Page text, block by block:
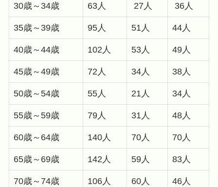
30歳～34歳 63人 27人 36人
35歳～39歳 95人 51人 44人
40歳～44歳 102人 53人 49人
45歳～49歳 72人 34人 38人
50歳～54歳 55人 21人 34人
55歳～59歳 79人 31人 48人
60歳～64歳 140人 70人 70人
65歳～69歳 142人 59人 83人
70歳～74歳 106人 60人 46人